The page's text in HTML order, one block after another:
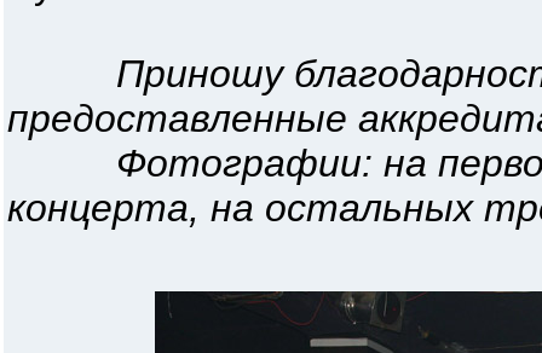
Приношу
предоставленные
Фотографии: на
концерта, на остальных